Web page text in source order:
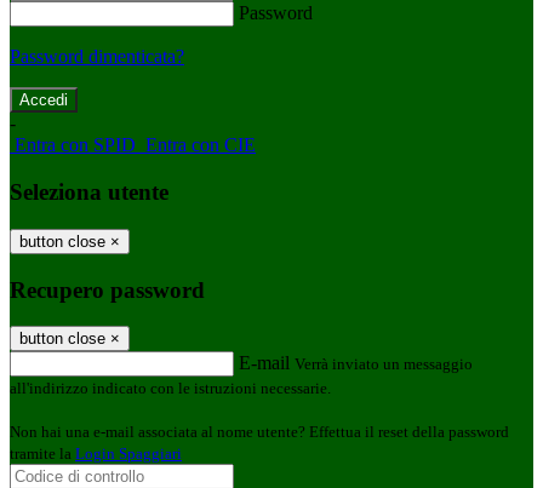
Password
Password dimenticata?
-
Entra con SPID Entra con CIE
Seleziona utente
button close ×
Recupero password
button close ×
E-mail Verrà inviato un messaggio
all'indirizzo indicato con le istruzioni necessarie.
Non hai una e-mail associata al nome utente? Effettua il reset della password
tramite la Login Spaggiari